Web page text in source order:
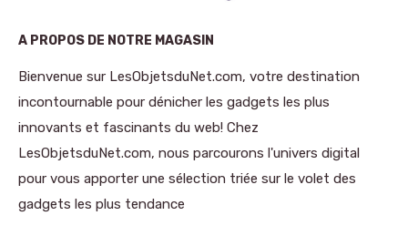
A PROPOS DE NOTRE MAGASIN
Bienvenue sur LesObjetsduNet.com, votre destination
incontournable pour dénicher les gadgets les plus
innovants et fascinants du web! Chez
LesObjetsduNet.com, nous parcourons l'univers digital
pour vous apporter une sélection triée sur le volet des
gadgets les plus tendance